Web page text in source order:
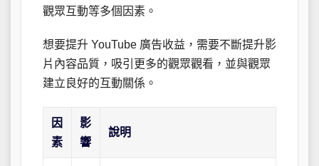
觀眾互動等多個因素。
想要提升 YouTube 廣告收益，需要不斷提升影
片內容品質，吸引更多的觀眾觀看，並與觀眾
建立良好的互動關係。
因
素
影
響
說明